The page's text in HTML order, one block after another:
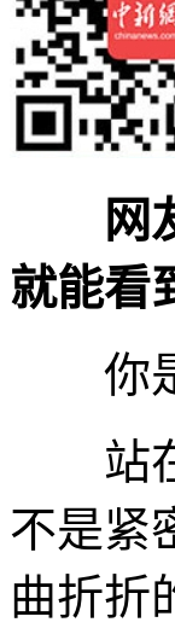
网
就能看
你
站
不是紧
曲折折